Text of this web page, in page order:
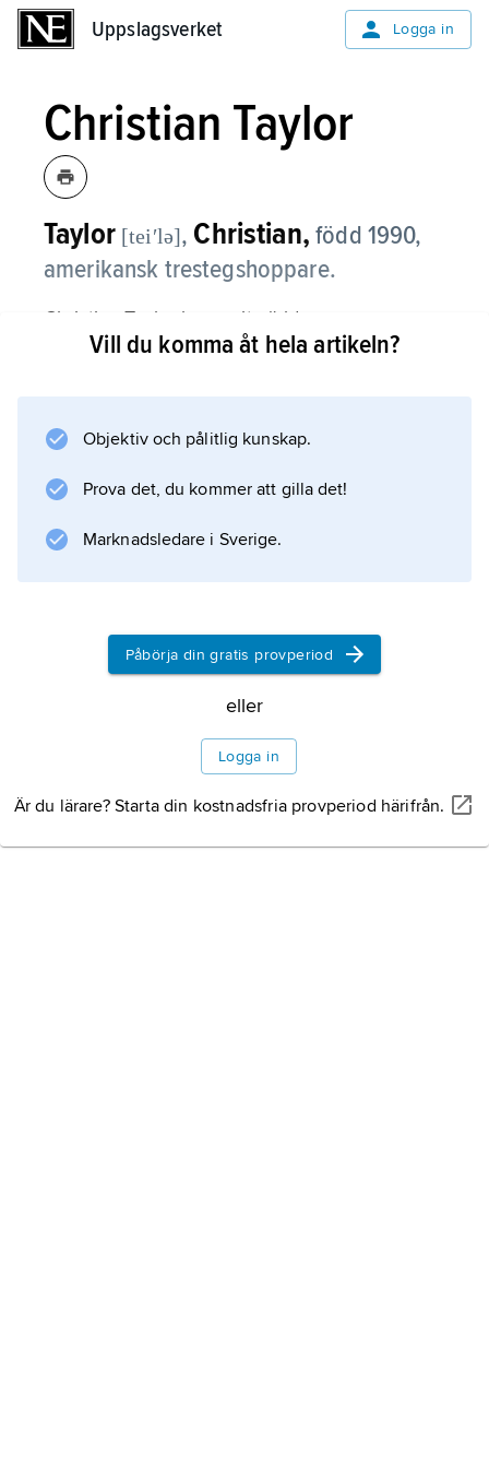
Uppslagsverket Logga in
Christian Taylor
Taylor [teiʹlə], Christian, född 1990,
amerikansk trestegshoppare.
Christian Taylor har varit världens
dominerande trestegshoppare under 2010-
och 2019). Vid VM 2015 hoppade han 18,21,
tiderna i grenen (efter
Jonathan Edwards
). Inomhus har han tagit ett VM-silver
Information om artikeln
Vill du komma åt hela artikeln?
Objektiv och pålitlig kunskap.
Prova det, du kommer att gilla det!
Marknadsledare i Sverige.
Påbörja din gratis provperiod
eller
Logga in
Är du lärare? Starta din kostnadsfria provperiod härifrån.